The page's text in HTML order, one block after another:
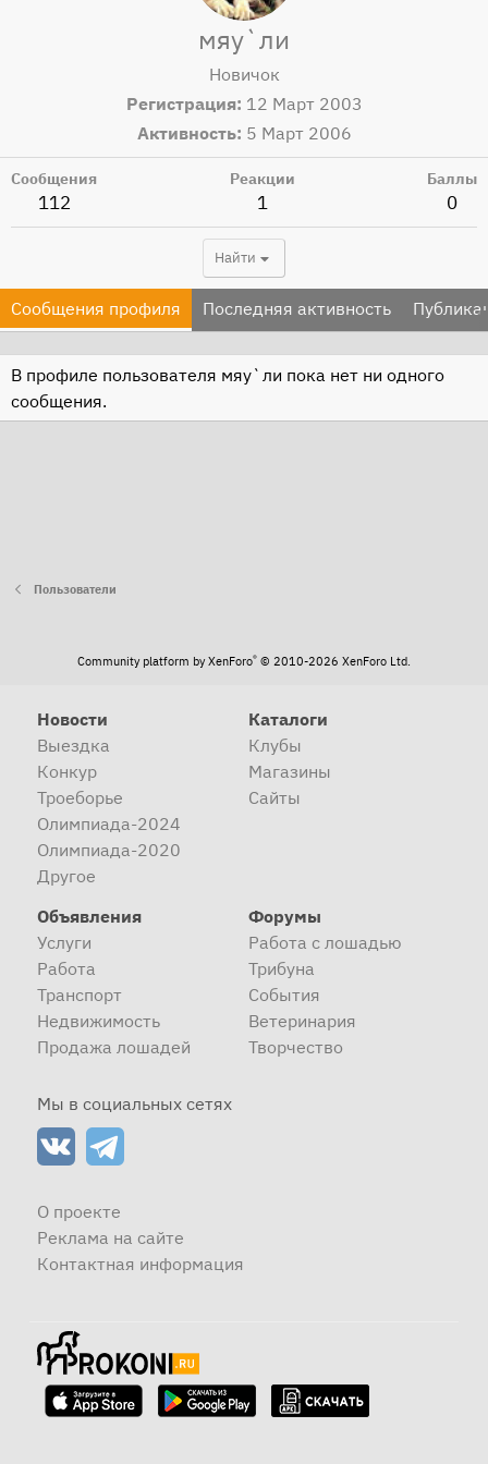
мяу`ли
Новичок
Регистрация 12 Март 2003
Активность 5 Март 2006
Сообщения
112
Реакции
1
Баллы
0
Найти
Сообщения профиля Последняя активность
В профиле пользователя мяу`ли пока нет ни одного
сообщения.
Пользователи
Community platform by XenForo® © 2010-2026 XenForo Ltd.
Новости
Выездка
Конкур
Троеборье
Олимпиада-2024
Олимпиада-2020
Другое
Каталоги
Клубы
Магазины
Сайты
Объявления
Услуги
Работа
Транспорт
Недвижимость
Продажа лошадей
Форумы
Работа с лошадью
Трибуна
События
Ветеринария
Творчество
Мы в социальных сетях
О проекте
Реклама на сайте
Контактная информация